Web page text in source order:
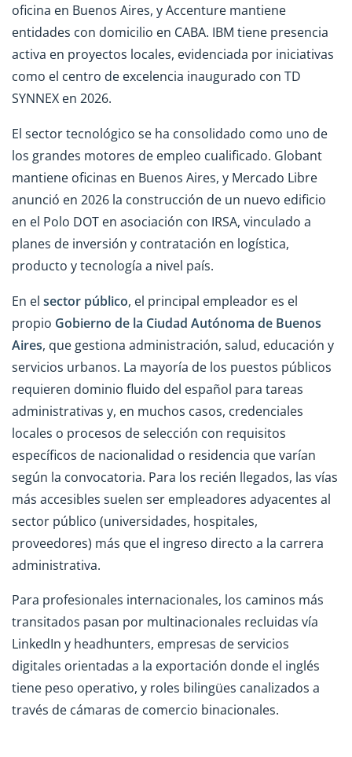
oficina en Buenos Aires, y Accenture mantiene
entidades con domicilio en CABA. IBM tiene presencia
activa en proyectos locales, evidenciada por iniciativas
como el centro de excelencia inaugurado con TD
SYNNEX en 2026.
El sector tecnológico se ha consolidado como uno de
los grandes motores de empleo cualificado. Globant
mantiene oficinas en Buenos Aires, y Mercado Libre
anunció en 2026 la construcción de un nuevo edificio
en el Polo DOT en asociación con IRSA, vinculado a
planes de inversión y contratación en logística,
producto y tecnología a nivel país.
En el sector público, el principal empleador es el
propio Gobierno de la Ciudad Autónoma de Buenos
Aires, que gestiona administración, salud, educación y
servicios urbanos. La mayoría de los puestos públicos
requieren dominio fluido del español para tareas
administrativas y, en muchos casos, credenciales
locales o procesos de selección con requisitos
específicos de nacionalidad o residencia que varían
según la convocatoria. Para los recién llegados, las vías
más accesibles suelen ser empleadores adyacentes al
sector público (universidades, hospitales,
proveedores) más que el ingreso directo a la carrera
administrativa.
Para profesionales internacionales, los caminos más
transitados pasan por multinacionales recluidas vía
LinkedIn y headhunters, empresas de servicios
digitales orientadas a la exportación donde el inglés
tiene peso operativo, y roles bilingües canalizados a
través de cámaras de comercio binacionales.